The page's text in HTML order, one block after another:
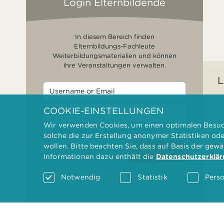
In diesem Bereich finden
Elternbildungs-Fachleute
Weiterbildungsmaterialien und können
ihre Veranstaltungen verwalten.
Angemeldet bleiben
Passwort vergessen? Anmelden
COOKIE-EINSTELLUNGEN
Wir verwenden Cookies, um einen optimalen
solche die zur Erstellung anonymer Statistiken
wollen. Bitte beachten Sie, dass auf Basis der
Informationen dazu enthält die
Notwendig Statistik